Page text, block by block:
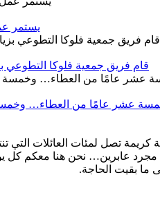
يستمر
قام فريق جمعية فلوكا التطوعي
مجرد مطبخ… إنه وعد بدفء ووجبة كريمة تصل
مجرد عابرين… نحن هنا معكم كل
ما بقيت الحاجة.